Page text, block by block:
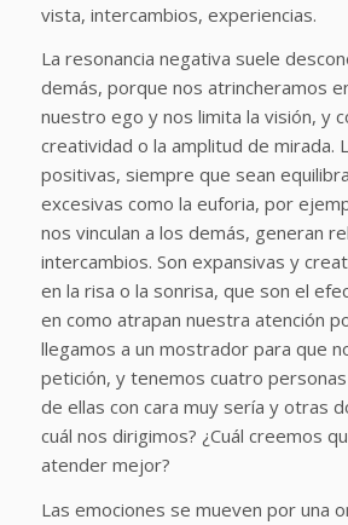
vista, intercambios, experiencias.
La resonancia negativa suele
demás, porque nos atrincheramos
nuestro ego y nos limita la visión, y
creatividad o la amplitud de mirada.
positivas, siempre que sean
excesivas como la euforia, por
nos vinculan a los demás, generan
intercambios. Son expansivas y
en la risa o la sonrisa, que son el
en como atrapan nuestra atención
llegamos a un mostrador para que
petición, y tenemos cuatro
de ellas con cara muy sería y otras
cuál nos dirigimos? ¿Cuál creemos
atender mejor?
Las emociones se mueven por una